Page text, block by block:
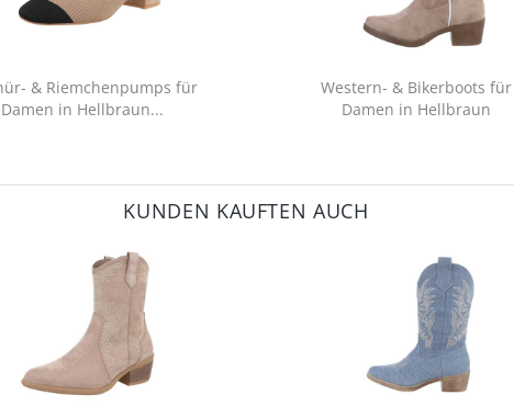
& Riemchenpumps für
Damen in Hellbraun...
Western- & Bikerboots für
Damen in Hellbraun
KUNDEN KAUFTEN AUCH